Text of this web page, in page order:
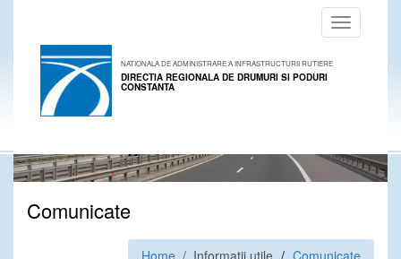
Toggle
navigation
NATIONALA DE ADMINISTRARE A INFRASTRUCTURII RUTIERE
DIRECTIA REGIONALA DE DRUMURI SI PODURI
CONSTANTA
Comunicate
Home / Informatii utile Comunicate